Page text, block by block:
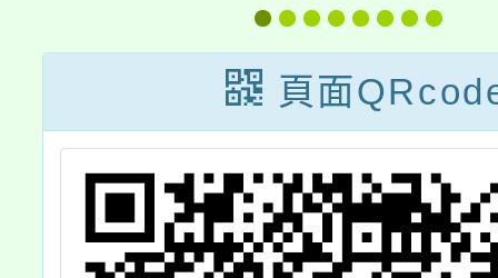
1124200024D
號令訂定發布
「國立各級學校
兼任行政職務教
師兼職處理辦
答家
頁面